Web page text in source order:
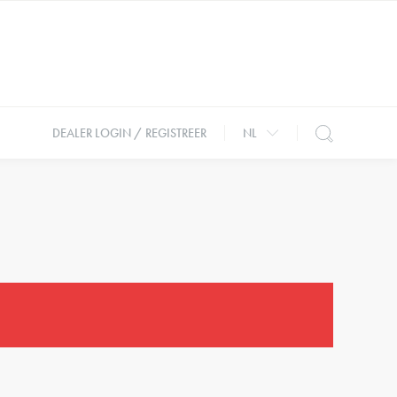
DEALER LOGIN / REGISTREER NL